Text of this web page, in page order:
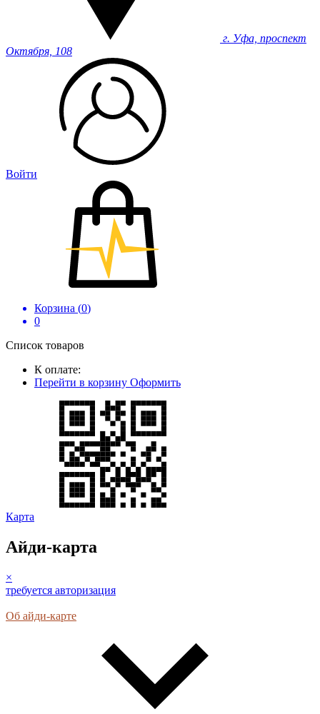
г. Уфа, проспект
Октября, 108
Войти
Корзина (0)
0
Список товаров
К оплате:
Перейти в корзину Оформить
Карта
Айди-карта
×
требуется авторизация
Об айди-карте